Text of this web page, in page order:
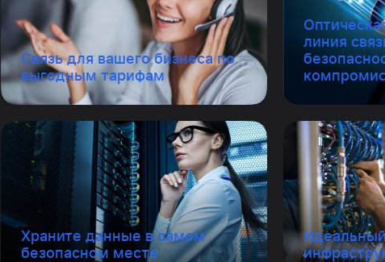
Связь для вашего бизнеса по
выгодным тарифам
линия
Храните данные в самом
безопасном месте